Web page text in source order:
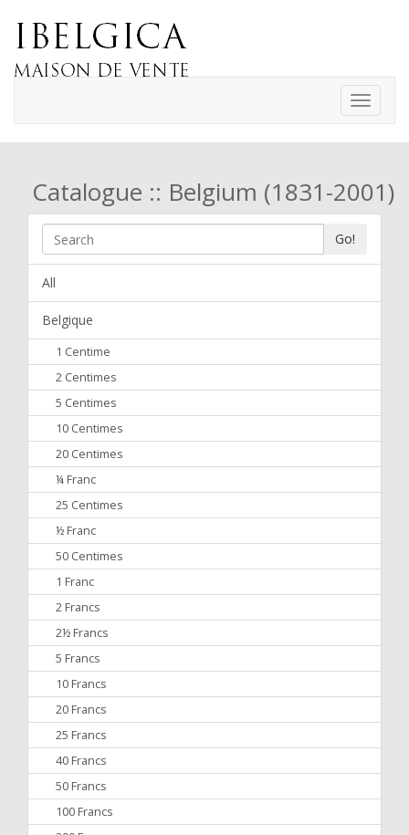
Toggle
Catalogue :: Belgium (1831-2001)
Go!
All
Belgique
1 Centime
2 Centimes
5 Centimes
10 Centimes
20 Centimes
¼ Franc
25 Centimes
½ Franc
50 Centimes
1 Franc
2 Francs
2½ Francs
5 Francs
10 Francs
20 Francs
25 Francs
40 Francs
50 Francs
100 Francs